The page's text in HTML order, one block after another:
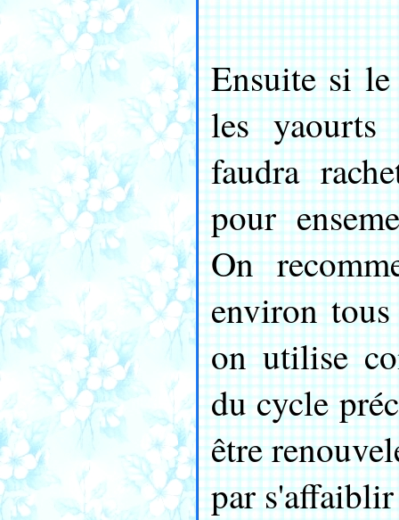
Ensuite si
les
faudra
pour
On
environ
on utilise
du cycle
être
par